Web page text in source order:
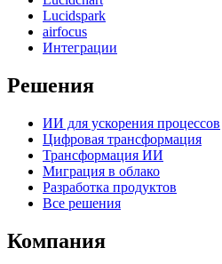
Lucidspark
airfocus
Интеграции
Решения
ИИ для ускорения процессов
Цифровая трансформация
Трансформация ИИ
Миграция в облако
Разработка продуктов
Все решения
Компания